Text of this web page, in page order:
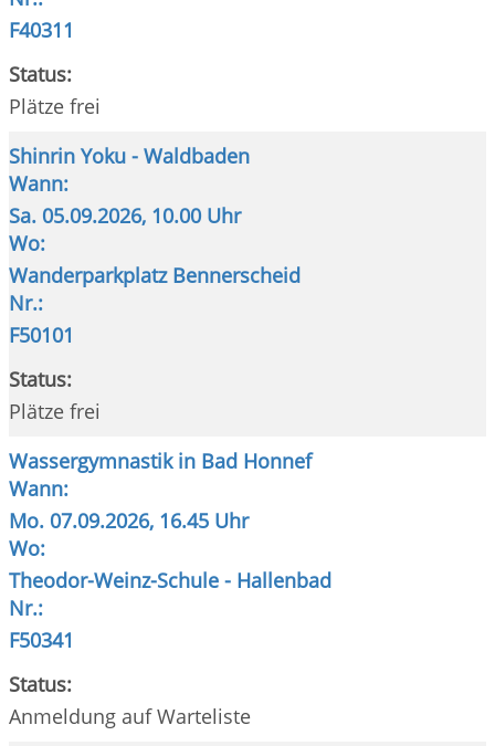
F40311
Status:
Plätze frei
Shinrin Yoku - Waldbaden
Wann:
Sa. 05.09.2026, 10.00 Uhr
Wo:
Wanderparkplatz Bennerscheid
Nr.:
F50101
Status:
Plätze frei
Wassergymnastik in Bad Honnef
Wann:
Mo. 07.09.2026, 16.45 Uhr
Wo:
Theodor-Weinz-Schule - Hallenbad
Nr.:
F50341
Status:
Anmeldung auf Warteliste